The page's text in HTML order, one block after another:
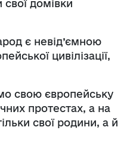
домівки
є невід’ємною
цивілізації,
свою європейську
протестах, а на
свої родини, а й